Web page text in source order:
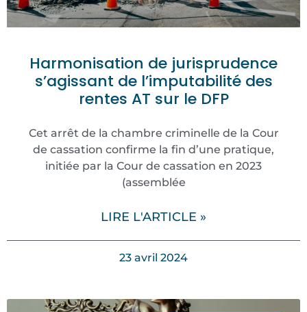
Harmonisation de jurisprudence
s’agissant de l’imputabilité des
rentes AT sur le DFP
Cet arrêt de la chambre criminelle de la Cour
de cassation confirme la fin d’une pratique,
initiée par la Cour de cassation en 2023
(assemblée
LIRE L'ARTICLE »
23 avril 2024